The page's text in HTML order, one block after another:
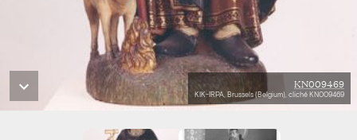
KN009469
KIK-IRPA, Brussels (Belgium), cliché KN009469